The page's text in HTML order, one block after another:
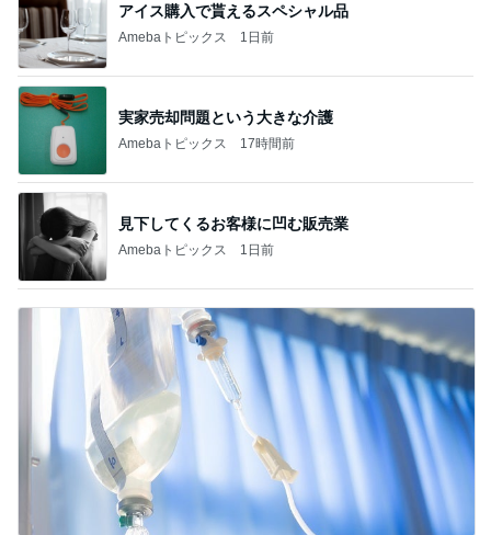
アイス購入で貰えるスペシャル品
Amebaトピックス 1日前
実家売却問題という大きな介護
Amebaトピックス 17時間前
見下してくるお客様に凹む販売業
Amebaトピックス 1日前